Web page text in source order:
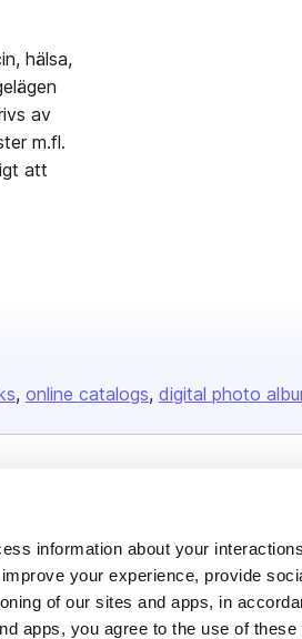
information about your
your experience, provide
of our sites and apps, in
apps, you agree to the use of these
hälsa,
av
m.fl.
att
online catalogs digital photo
Careers
Plans & Pricing